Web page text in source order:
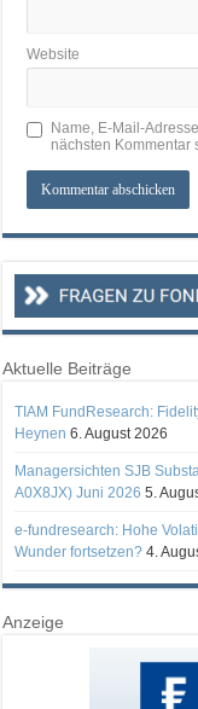
Website
Name, E-Mail-
nächsten Kommentar
Aktuelle Beiträge
TIAM FundResearch:
Heynen 6. August 2026
Managersichten SJB
A0X8JX) Juni 2026 5.
e-fundresearch: Hohe
Wunder fortsetzen? 4.
Anzeige